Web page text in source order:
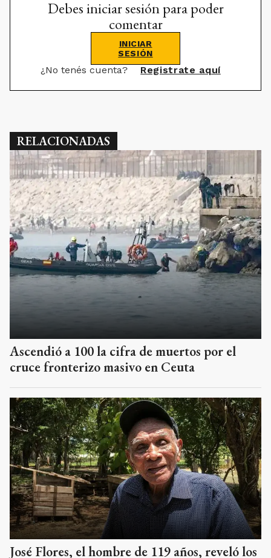
Debes iniciar sesión para poder
comentar
INICIAR
SESIÓN
¿No tenés cuenta? Registrate aquí
RELACIONADAS
Ascendió a 100 la cifra de muertos por el
cruce fronterizo masivo en Ceuta
José Flores, el hombre de 119 años, reveló los